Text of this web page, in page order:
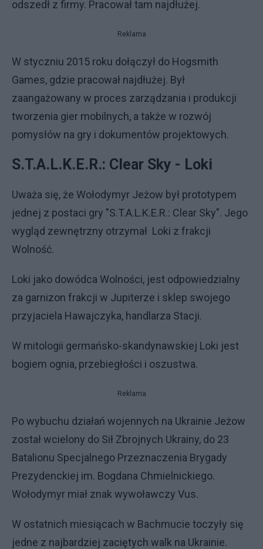
odszedł z firmy. Pracował tam najdłużej.
Reklama
W styczniu 2015 roku dołączył do Hogsmith
Games, gdzie pracował najdłużej. Był
zaangażowany w proces zarządzania i produkcji
tworzenia gier mobilnych, a także w rozwój
pomysłów na gry i dokumentów projektowych.
S.T.A.L.K.E.R.: Clear Sky - Loki
Uważa się, że Wołodymyr Jeżow był prototypem
jednej z postaci gry "S.T.A.L.K.E.R.: Clear Sky". Jego
wygląd zewnętrzny otrzymał Loki z frakcji
Wolność.
Loki jako dowódca Wolności, jest odpowiedzialny
za garnizon frakcji w Jupiterze i sklep swojego
przyjaciela Hawajczyka, handlarza Stacji.
W mitologii germańsko-skandynawskiej Loki jest
bogiem ognia, przebiegłości i oszustwa.
Reklama
Po wybuchu działań wojennych na Ukrainie Jeżow
został wcielony do Sił Zbrojnych Ukrainy, do 23
Batalionu Specjalnego Przeznaczenia Brygady
Prezydenckiej im. Bogdana Chmielnickiego.
Wołodymyr miał znak wywoławczy Vus.
W ostatnich miesiącach w Bachmucie toczyły się
jedne z najbardziej zaciętych walk na Ukrainie.